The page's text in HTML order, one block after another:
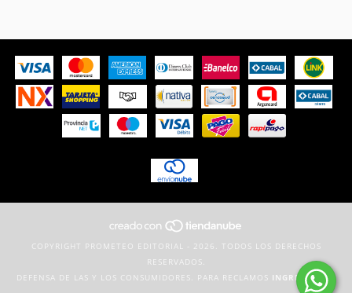
COPYRIGHT PROMETEO EDITORIAL - 2026. TODOS LOS DERECHOS
RESERVADOS.
DEFENSA DE LAS Y LOS CONSUMIDORES. PARA RECLAMOS INGRESÁ ACÁ.